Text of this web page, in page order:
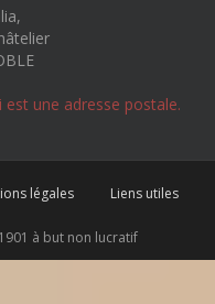
une adresse postale.
légales Liens utiles
à but non lucratif